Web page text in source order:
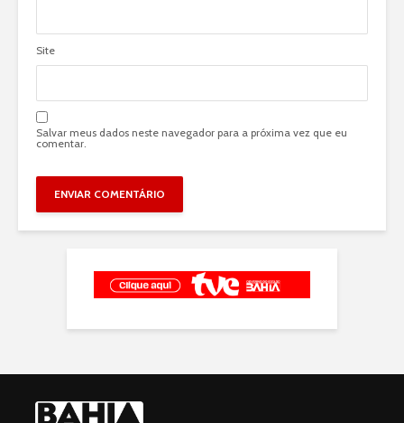
Site
Salvar meus dados neste navegador para a próxima vez que eu
comentar.